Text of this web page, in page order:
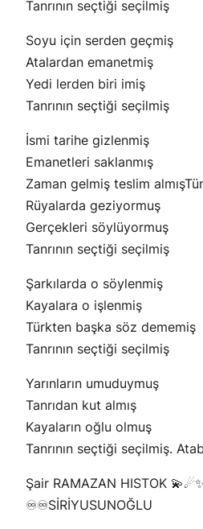
Tanrının seçtiği seçilmiş
Soyu için serden geçmiş
Atalardan emanetmiş
Yedi lerden biri imiş
Tanrının seçtiği seçilmiş
İsmi tarihe gizlenmiş
Emanetleri saklanmış
Zaman gelmiş teslim
Rüyalarda geziyormuş
Gerçekleri söylüyormuş
Tanrının seçtiği seçilmiş
Şarkılarda o söylenmiş
Kayalara o işlenmiş
Türkten başka söz dememiş
Tanrının seçtiği seçilmiş
Yarınların umuduymuş
Tanrıdan kut almış
Kayaların oğlu olmuş
Tanrının seçtiği seçilmiş.
Şair RAMAZAN HISTOK
♾♾SİRİYUSUNOĞLU